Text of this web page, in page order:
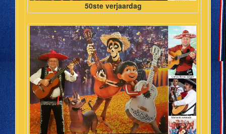
50ste verjaardag